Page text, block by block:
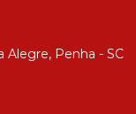
Alegre, Penha - SC